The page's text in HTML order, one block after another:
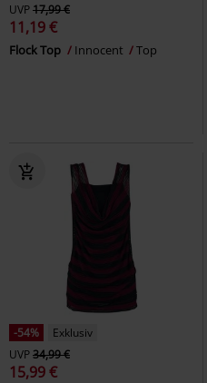
UVP17,99 €
11,19 €
Flock Top Innocent Top
-54%
Exklusiv
UVP34,99 €
15,99 €